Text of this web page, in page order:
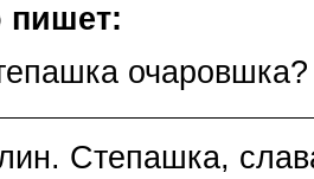
пишет:
Степашка,